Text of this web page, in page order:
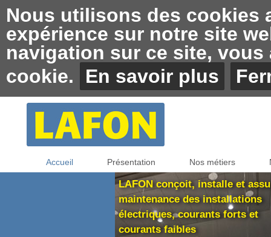
Nous utilisons des cookies
expérience sur notre site
navigation sur ce site,
cookie.
En savoir plus
Accueil Présentation Nos métiers
LAFON conçoit, installe et
maintenance des installations
électriques, courants forts et
courants faibles